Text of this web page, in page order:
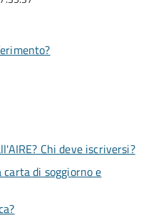
Chi deve iscriversi?
di soggiorno e